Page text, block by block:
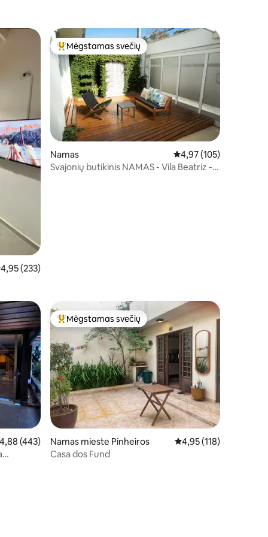
įvertinimas: 4,95 iš 5, atsiliepimų: 233
4,95 (233)
Svečių mėgstamiausias
Mėgstamas svečių
Namas Vidutinis įvertinimas:
4,97 (105)
Svajonių butikinis NAMAS - Vila Beatriz -
įvertinimas: 4,88 iš 5, atsiliepimų: 443
4,88 (443)
Svečių mėgstamiausias
Mėgstamas svečių
Namas mieste Pinheiros Vidutinis įvertinimas:
4,95 (118)
Casa dos Fund